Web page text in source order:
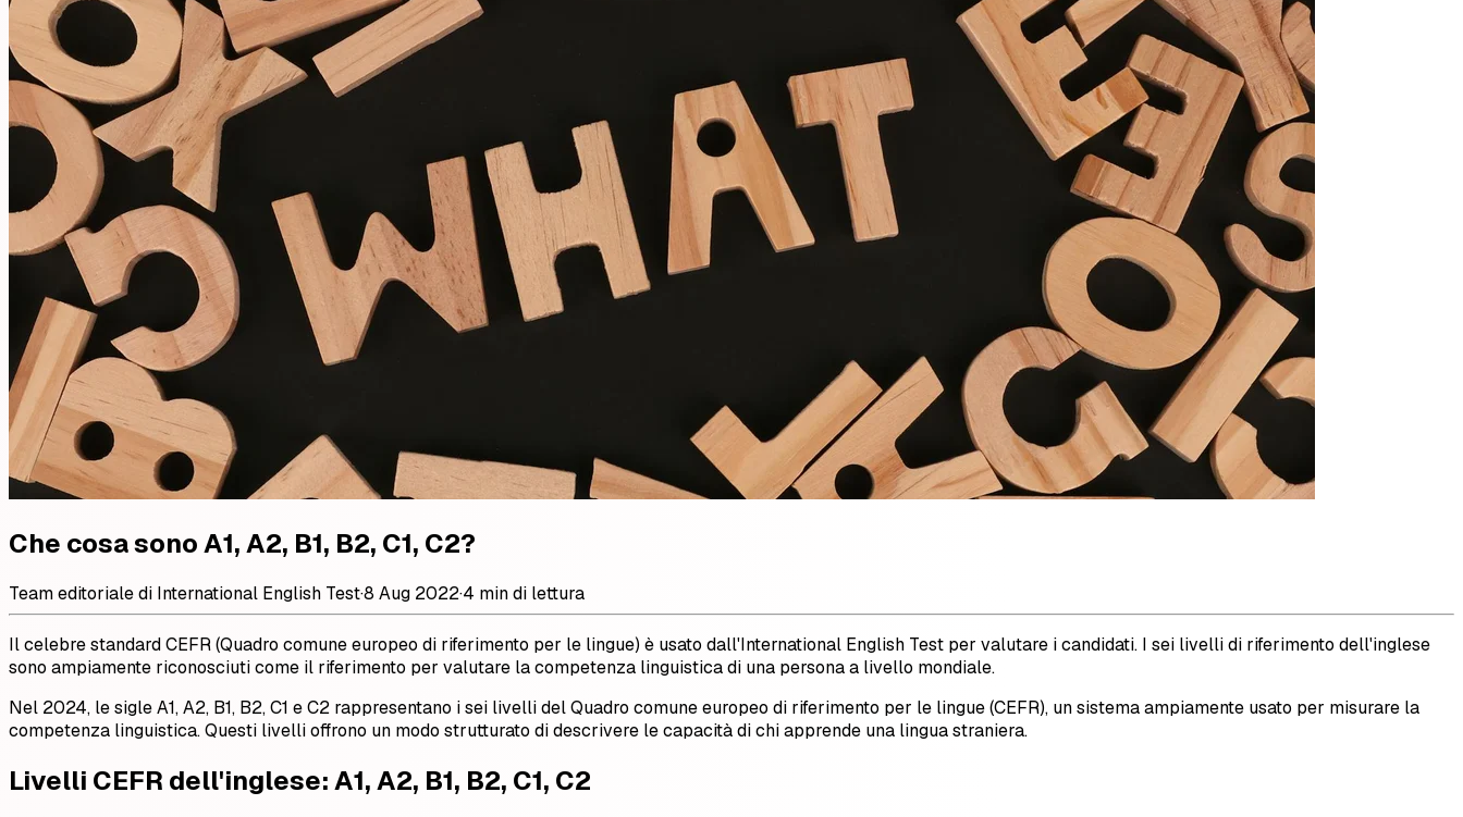
Che cosa sono A1, A2, B1, B2, C1, C2?
Team editoriale di International English Test·8 Aug 2022·4 min di lettura
Il celebre standard CEFR (Quadro comune europeo di riferimento per le lingue) è usato dall'International English Test per valutare i candidati. I sei livelli di riferimento dell'inglese
sono ampiamente riconosciuti come il riferimento per valutare la competenza linguistica di una persona a livello mondiale.
Nel 2024, le sigle A1, A2, B1, B2, C1 e C2 rappresentano i sei livelli del Quadro comune europeo di riferimento per le lingue (CEFR), un sistema ampiamente usato per misurare la
competenza linguistica. Questi livelli offrono un modo strutturato di descrivere le capacità di chi apprende una lingua straniera.
Livelli CEFR dell'inglese: A1, A2, B1, B2, C1, C2